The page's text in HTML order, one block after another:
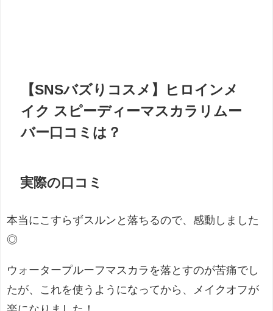
【SNSバズりコスメ】ヒロインメ
イク スピーディーマスカラリムー
バー口コミは？
実際の口コミ
本当にこすらずスルンと落ちるので、感動しました
◎
ウォータープルーフマスカラを落とすのが苦痛でし
たが、これを使うようになってから、メイクオフが